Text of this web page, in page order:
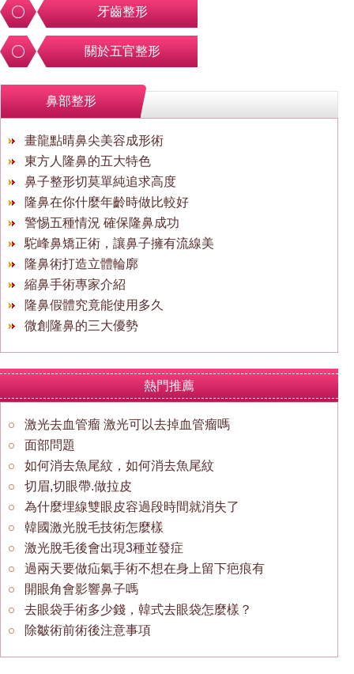
牙齒整形
關於五官整形
鼻部整形
畫龍點晴鼻尖美容成形術
東方人隆鼻的五大特色
鼻子整形切莫單純追求高度
隆鼻在你什麼年齡時做比較好
警惕五種情況 確保隆鼻成功
駝峰鼻矯正術，讓鼻子擁有流線美
隆鼻術打造立體輪廓
縮鼻手術專家介紹
隆鼻假體究竟能使用多久
微創隆鼻的三大優勢
熱門推薦
激光去血管瘤 激光可以去掉血管瘤嗎
面部問題
如何消去魚尾紋，如何消去魚尾紋
切眉,切眼帶.做拉皮
為什麼埋線雙眼皮容過段時間就消失了
韓國激光脫毛技術怎麼樣
激光脫毛後會出現3種並發症
過兩天要做疝氣手術不想在身上留下疤痕有
開眼角會影響鼻子嗎
去眼袋手術多少錢，韓式去眼袋怎麼樣？
除皺術前術後注意事項